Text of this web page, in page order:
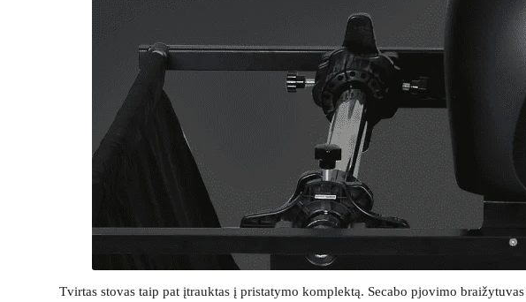
Tvirtas stovas taip pat įtrauktas į pristatymo komplektą. Secabo pjovimo